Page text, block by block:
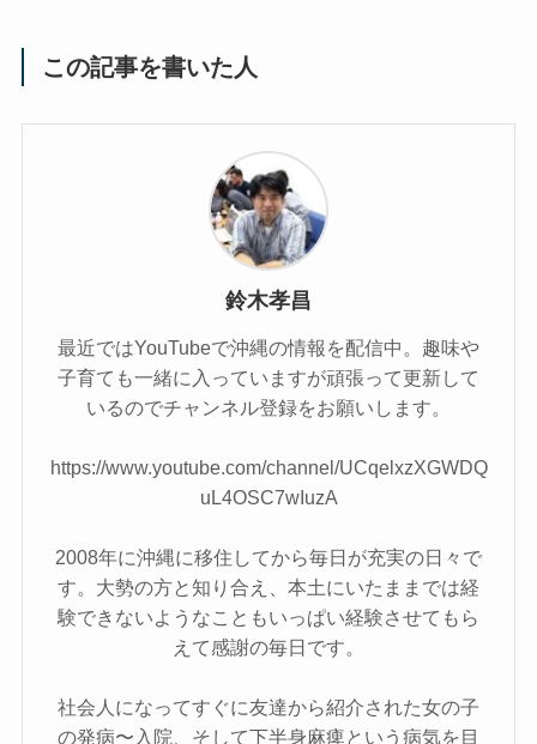
この記事を書いた人
鈴木孝昌
最近ではYouTubeで沖縄の情報を配信中。趣味や
子育ても一緒に入っていますが頑張って更新して
いるのでチャンネル登録をお願いします。
https://www.youtube.com/channel/UCqelxzXGWDQ
uL4OSC7wIuzA
2008年に沖縄に移住してから毎日が充実の日々で
す。大勢の方と知り合え、本土にいたままでは経
験できないようなこともいっぱい経験させてもら
えて感謝の毎日です。
社会人になってすぐに友達から紹介された女の子
の発病〜入院、そして下半身麻痺という病気を目